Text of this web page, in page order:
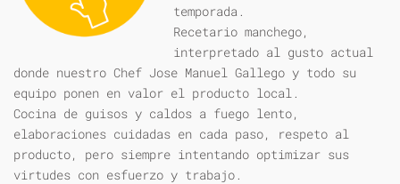
temporada.
Recetario manchego,
interpretado al gusto actual
donde nuestro Chef Jose Manuel Gallego y todo su
equipo ponen en valor el producto local.
Cocina de guisos y caldos a fuego lento,
elaboraciones cuidadas en cada paso, respeto al
producto, pero siempre intentando optimizar sus
virtudes con esfuerzo y trabajo.